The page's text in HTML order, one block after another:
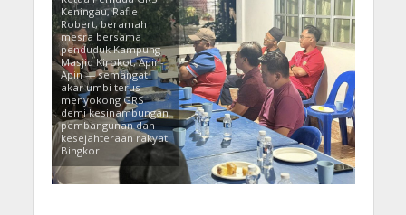
Keningau, Rafie
Robert, beramah
mesra bersama
penduduk Kampung
Masjid Kirokot, Apin-
Apin — semangat
akar umbi terus
menyokong GRS
demi kesinambungan
pembangunan dan
kesejahteraan rakyat
Bingkor.